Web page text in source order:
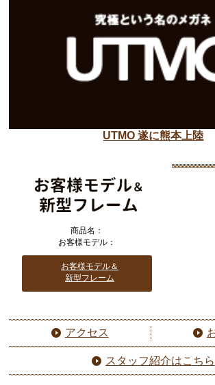
UTMO 遂に熊本上陸
商品名：
お客様モデル：
お客様モデル＆
新型フレーム
アクセス
スタッフ紹介はこちら